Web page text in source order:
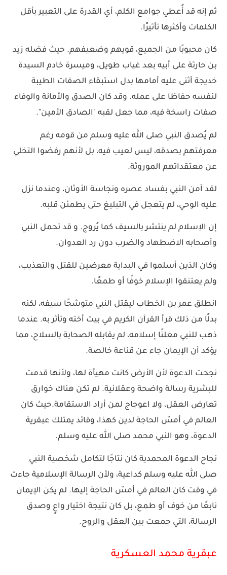
ثم إنه قد أُعطي جوامع الكلم، أي القدرة على التعبير بأقل
الكلمات وأكثرها تأثيرًا.
كان محبوبًا من الجميع، قويهم وضعيفهم. حيث فضله زيد
بن حارثة على أبيه بعد غياب طويل، وميسرة خادم السيدة
خديجة أثنى عليه أمامها بدل استبقاء الصفات الطيبة
لنفسه حفاظا على عمله. وقد كان الصدق والأمانة والوفاء
صفات راسخة فيه، مما جعل لقبه "الصادق الأمين".
لم يُصدق النبي صلى الله عليه وسلم من قومه رغم
معرفتهم بصدقه، ليس لعيب فيه، بل لأنهم رفضوا التخلي
عن معتقداتهم الموروثة.
لقد آمن النبي بفساد عصره ونجاسة الأوثان، وعندما نزل
عليه الوحي، لم يتعجل في التبليغ حتى يطمئن قلبه.
إن الإسلام لم ينتشر بالسيف كما يُروج. و قد تحمل النبي
وأصحابه الاضطهاد والضرب دون رد العدوان.
وكان الذين أسلموا في البداية معرضين للقتل والتعذيب،
ولم يعتنقوا الإسلام خوفًا أو طمعًا.
انطلق عمر بن الخطاب ليقتل النبي متوشحًا سيفه، لكنه
بدلًا من ذلك قرأ القرآن الكريم في بيت أخته وتأثر به. عندما
ذهب للنبي معلنًا إسلامه، لم يقابله الصحابة بالسلاح، مما
يؤكد أن الإيمان جاء عن قناعة خالصة.
نجحت الدعوة لأن الأرض كانت مهيأة لها، ولأنها قدمت
للبشرية رسالة واضحة وعقلانية. لم تكن هناك خوارق
تعارض العقل، ولا اعوجاج لمن أراد الاستقامة.حيث كان
العالم في أمسّ الحاجة لدين كهذا، وقائد يمتلك عبقرية
الدعوة، وهو النبي محمد صلى الله عليه وسلم.
نجاح الدعوة المحمدية كان نتاجًا لتكامل شخصية النبي
صلى الله عليه وسلم كداعية، ولأن الرسالة الإسلامية جاءت
في وقت كان العالم في أمسّ الحاجة إليها. لم يكن الإيمان
نابعًا من خوف أو طمع، بل كان نتيجة اختيار واعٍ وصدق
الرسالة، التي جمعت بين العقل والروح.
عبقرية محمد العسكرية